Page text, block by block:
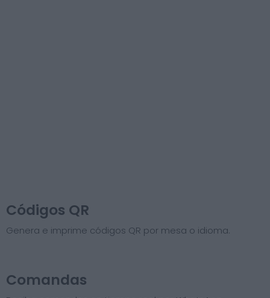
Códigos QR
Genera e imprime códigos QR por mesa o idioma.
Comandas